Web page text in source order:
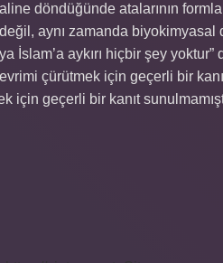
döndüğünde atalarının
aynı zamanda
İslam’a aykırı hiçbir şey
çürütmek için geçerli bir
geçerli bir kanıt